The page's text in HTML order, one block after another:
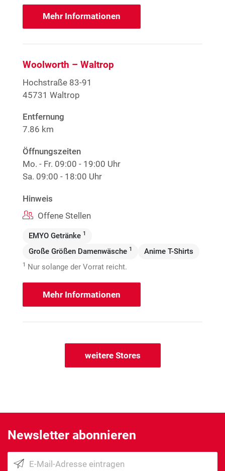
Mehr Informationen
Woolworth – Waltrop
Hochstraße 83-91
45731 Waltrop
Entfernung
7.86 km
Öffnungszeiten
Mo. - Fr. 09:00 - 19:00 Uhr
Sa. 09:00 - 18:00 Uhr
Hinweis
Offene Stellen
EMYO Getränke 1
Große Größen Damenwäsche 1 Anime T-Shirts
1 Nur solange der Vorrat reicht.
Mehr Informationen
weitere Stores
Newsletter abonnieren